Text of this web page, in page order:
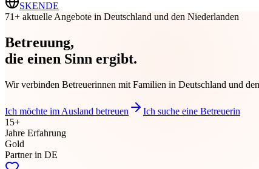
SKENDE
71+ aktuelle Angebote in Deutschland und den Niederlanden
Betreuung,
die einen Sinn ergibt.
Wir verbinden Betreuerinnen mit Familien in Deutschland und
Ich möchte im Ausland betreuen
Ich suche eine Betreuerin
15+
Jahre Erfahrung
Gold
Partner in DE